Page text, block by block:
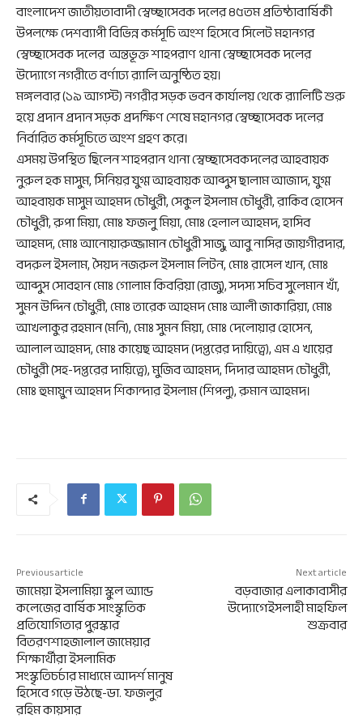
বাংলাদেশ জাতীয়তাবাদী স্বেচ্ছাসেবক দলের ৪৫তম প্রতিষ্ঠাবার্ষিকী
উপলক্ষে দেশব্যাপী বিভিন্ন কর্মসূচি অংশ হিসেবে সিলেট মহানগর
স্বেচ্ছাসেবক দলের অন্তভূক্ত শাহপরাণ থানা স্বেচ্ছাসেবক দলের
উদ্যোগে নগরীতে বর্ণাঢ্য র‌্যালি অনুষ্ঠিত হয়।
মঙ্গলবার (১৯ আগস্ট) নগরীর সড়ক ভবন কার্যালয় থেকে র‌্যালিটি শুরু
হয়ে প্রদান প্রদান সড়ক প্রদক্ষিণ শেষে মহানগর স্বেচ্ছাসেবক দলের
নির্বারিত কর্মসূচিতে অংশ গ্রহণ করে।
এসময় উপস্থিত ছিলেন শাহপরান থানা স্বেচ্ছাসেবকদলের আহবায়ক
নুরুল হক মাসুম, সিনিয়র যুগ্ম আহবায়ক আব্দুস ছালাম আজাদ, যুগ্ম
আহবায়ক মাসুম আহমদ চৌধুরী, সেকুল ইসলাম চৌধুরী, রাকিব হোসেন
চৌধুরী, রুপা মিয়া, মোঃ ফজলু মিয়া, মোঃ হেলাল আহমদ, হাসিব
আহমদ, মোঃ আনোয়ারুজ্জামান চৌধুরী সাজু, আবু নাসির জায়গীরদার,
বদরুল ইসলাম, সৈয়দ নজরুল ইসলাম লিটন, মোঃ রাসেল খান, মোঃ
আব্দুস সোবহান মোঃ গোলাম কিবরিয়া (রাজু), সদস্য সচিব সুলেমান খাঁ,
সুমন উদ্দিন চৌধুরী, মোঃ তারেক আহমদ মোঃ আলী জাকারিয়া, মোঃ
আখলাকুর রহমান (মনি), মোঃ সুমন মিয়া, মোঃ দেলোয়ার হোসেন,
আলাল আহমদ, মোঃ কায়েছ আহমদ (দপ্তরের দায়িত্বে), এম এ খায়ের
চৌধুরী (সহ-দপ্তরের দায়িত্বে), মুজিব আহমদ, দিদার আহমদ চৌধুরী,
মোঃ হুমায়ুন আহমদ শিকান্দার ইসলাম (শিপলু), রুমান আহমদ।
Previous article
জামেয়া ইসলামিয়া স্কুল অ্যান্ড
কলেজের বার্ষিক সাংস্কৃতিক
প্রতিযোগিতার পুরস্কার
বিতরণশাহজালাল জামেয়ার
শিক্ষার্থীরা ইসলামিক
সংস্কৃতিচর্চার মাধ্যমে আদর্শ মানুষ
হিসেবে গড়ে উঠছে-ডা. ফজলুর
রহিম কায়সার
Next article
বড়বাজার এলাকাবাসীর
উদ্যোগেইসলাহী মাহফিল
শুক্রবার